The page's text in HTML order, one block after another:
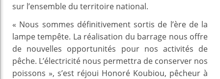
sur l’ensemble du territoire national.
« Nous sommes définitivement sortis de l’ère de la
lampe tempête. La réalisation du barrage nous offre
de nouvelles opportunités pour nos activités de
pêche. L’électricité nous permettra de conserver nos
poissons », s’est réjoui Honoré Koubiou, pêcheur à